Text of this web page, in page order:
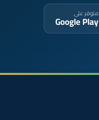
متوفر على
Google Play